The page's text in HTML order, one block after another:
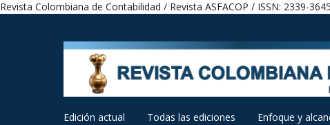
Revista Colombiana de Contabilidad / Revista ASFACOP / ISSN: 2339-
Edición actual Todas las ediciones Enfoque y